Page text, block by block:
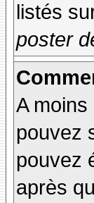
listés
poster
A
pouvez
pouvez
après